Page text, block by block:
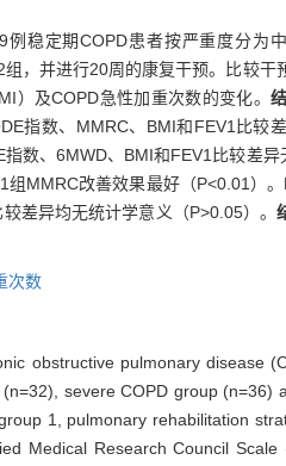
例稳定期COPD患者按严重度分为
，并进行20周的康复干预。比较
）及COPD急性加重次数的变化。
指数、MMRC、BMI和FEV1比较
数、6MWD、BMI和FEV1比较差
MMRC改善效果最好（P<0.01）
差异均无统计学意义（P>0.05）。
次数
obstructive pulmonary disease
severe COPD group (n=36)
1, pulmonary rehabilitation
Medical Research Council Scale